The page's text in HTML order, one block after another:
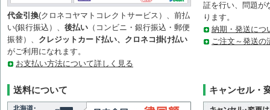
代金引換(クロネコヤマトコレクトサービス）、前払
い(銀行振込）、 後払い （コンビニ・銀行振込・郵便
振替）、 クレジットカード払い、クロネコ掛け払い
がご利用になれます。
お支払い方法について詳しく見る
送料について
証を行い、問題が
ります。
納期・発送につ
ご注文～発送の
キャンセル・